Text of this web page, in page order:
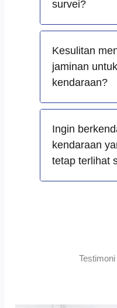
survei?
Kesulitan
jaminan
kendaraan?
Ingin
kendaraan
tetap terlihat